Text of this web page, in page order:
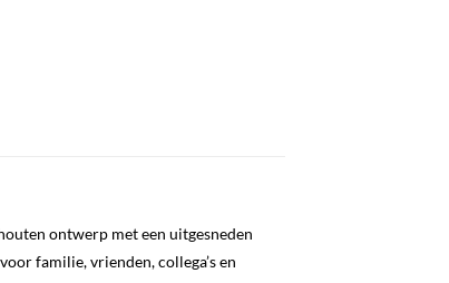
ontwerp met een uitgesneden
familie, vrienden, collega’s en